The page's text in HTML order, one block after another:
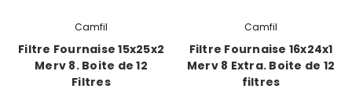
Camfil
Filtre Fournaise 15x25x2
Merv 8. Boite de 12
Filtres
Camfil
Filtre Fournaise 16x24x1
Merv 8 Extra. Boite de 12
filtres